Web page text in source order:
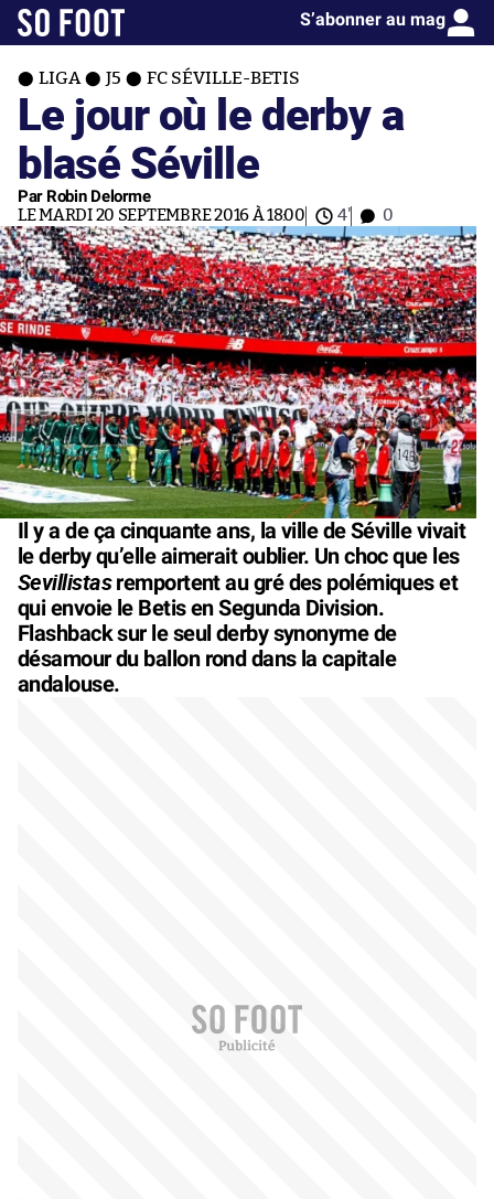
S’abonner au mag
LIGA J5 FC SÉVILLE-BETIS
Le jour où le derby a
blasé Séville
Par Robin Delorme
LE MARDI 20 SEPTEMBRE 2016 À 18:00 4' 0
Il y a de ça cinquante ans, la ville de Séville vivait
le derby qu’elle aimerait oublier. Un choc que les
Sevillistasremportent au gré des polémiques et
qui envoie le Betis en Segunda Division.
Flashback sur le seul derby synonyme de
désamour du ballon rond dans la capitale
andalouse.